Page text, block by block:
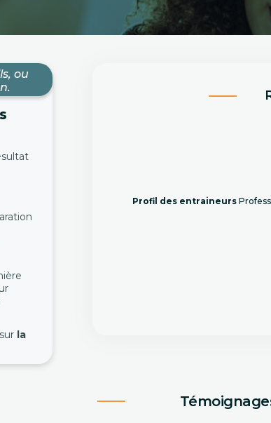
ou
la
Profil des entraineurs